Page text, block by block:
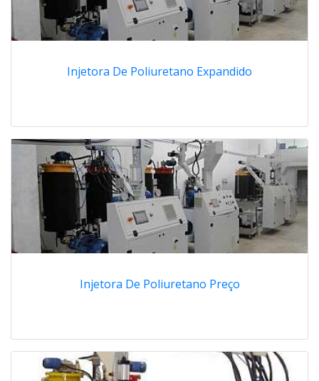
Injetora De Poliuretano Expandido
Injetora De Poliuretano Preço